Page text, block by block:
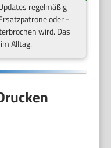
regelmäßig
oder -
wird. Das
Alltag.